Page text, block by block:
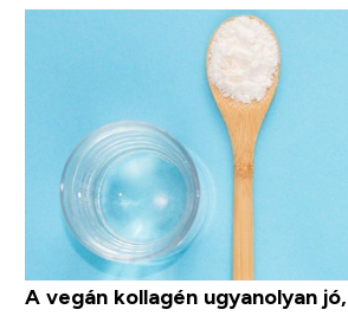
A vegán kollagén ugyanolyan